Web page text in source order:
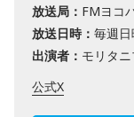
放送局： FMヨコ
放送日時： 毎週
出演者： モリタ
公式X